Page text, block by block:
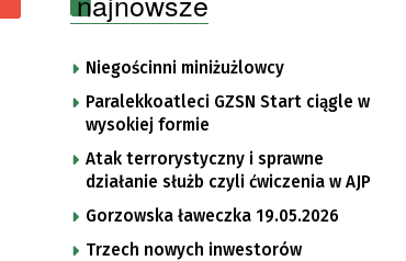
Niegościnni miniżużlowcy
Paralekkoatleci GZSN Start ciągle w
wysokiej formie
Atak terrorystyczny i sprawne
działanie służb czyli ćwiczenia w AJP
Gorzowska ławeczka 19.05.2026
Trzech nowych inwestorów